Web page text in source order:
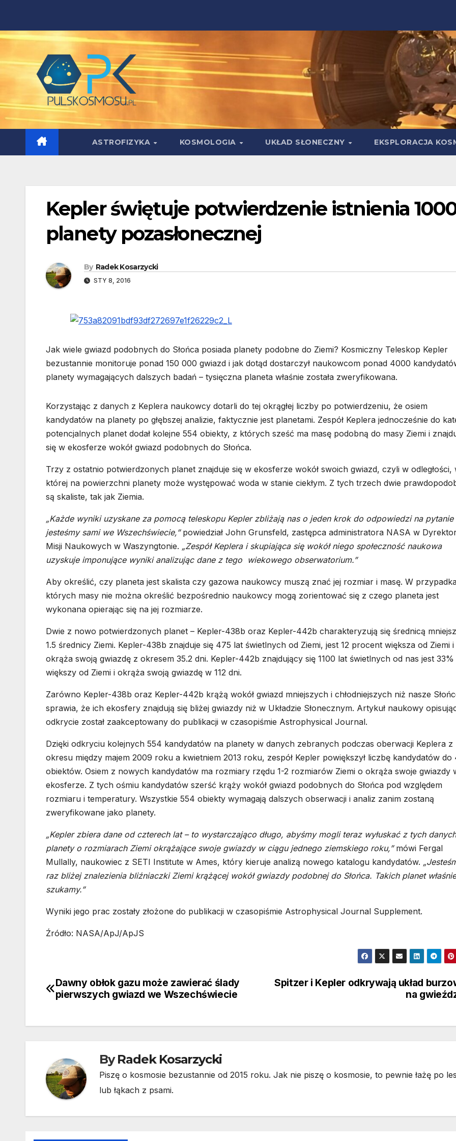
content
ASTROFIZYKA KOSMOLOGIA UKŁAD SŁONECZNY EKSPLORACJA
Kepler świętuje potwierdzenie istnienia
planety pozasłonecznej
By Radek Kosarzycki
STY 8, 2016
Jak wiele gwiazd podobnych do Słońca posiada planety podobne do Ziemi? Kosmiczny Teleskop Kepler
bezustannie monitoruje ponad 150 000 gwiazd i jak dotąd dostarczył naukowcom ponad 4000
planety wymagających dalszych badań – tysięczna planeta właśnie została zweryfikowana.
Korzystając z danych z Keplera naukowcy dotarli do tej okrągłej liczby po potwierdzeniu, że osiem
kandydatów na planety po głębszej analizie, faktycznie jest planetami. Zespół Keplera jednocześnie do
potencjalnych planet dodał kolejne 554 obiekty, z których sześć ma masę podobną do masy Ziemi i
się w ekosferze wokół gwiazd podobnych do Słońca.
Trzy z ostatnio potwierdzonych planet znajduje się w ekosferze wokół swoich gwiazd, czyli w odległości,
której na powierzchni planety może występować woda w stanie ciekłym. Z tych trzech dwie
są skaliste, tak jak Ziemia.
„Każde wyniki uzyskane za pomocą teleskopu Kepler zbliżają nas o jeden krok do odpowiedzi na
jesteśmy sami we Wszechświecie,” powiedział John Grunsfeld, zastępca administratora NASA w
Misji Naukowych w Waszyngtonie. „Zespół Keplera i skupiająca się wokół niego społeczność naukowa
uzyskuje imponujące wyniki analizując dane z tego wiekowego obserwatorium.”
Aby określić, czy planeta jest skalista czy gazowa naukowcy muszą znać jej rozmiar i masę. W
których masy nie można określić bezpośrednio naukowcy mogą zorientować się z czego planeta jest
wykonana opierając się na jej rozmiarze.
Dwie z nowo potwierdzonych planet – Kepler-438b oraz Kepler-442b charakteryzują się średnicą
1.5 średnicy Ziemi. Kepler-438b znajduje się 475 lat świetlnych od Ziemi, jest 12 procent większa od Ziemi i
okrąża swoją gwiazdę z okresem 35.2 dni. Kepler-442b znajdujący się 1100 lat świetlnych od nas jest 33%
większy od Ziemi i okrąża swoją gwiazdę w 112 dni.
Zarówno Kepler-438b oraz Kepler-442b krążą wokół gwiazd mniejszych i chłodniejszych niż nasze
sprawia, że ich ekosfery znajdują się bliżej gwiazdy niż w Układzie Słonecznym. Artykuł naukowy
odkrycie został zaakceptowany do publikacji w czasopiśmie Astrophysical Journal.
Dzięki odkryciu kolejnych 554 kandydatów na planety w danych zebranych podczas oberwacji Keplera z
okresu między majem 2009 roku a kwietniem 2013 roku, zespół Kepler powiększył liczbę kandydatów do
obiektów. Osiem z nowych kandydatów ma rozmiary rzędu 1-2 rozmiarów Ziemi o okrąża swoje gwiazdy
ekosferze. Z tych ośmiu kandydatów szerść krąży wokół gwiazd podobnych do Słońca pod względem
rozmiaru i temperatury. Wszystkie 554 obiekty wymagają dalszych obserwacji i analiz zanim zostaną
zweryfikowane jako planety.
„Kepler zbiera dane od czterech lat – to wystarczająco długo, abyśmy mogli teraz wyłuskać z tych danych
planety o rozmiarach Ziemi okrążające swoje gwiazdy w ciągu jednego ziemskiego roku,”mówi Fergal
Mullally, naukowiec z SETI Institute w Ames, który kieruje analizą nowego katalogu kandydatów.
raz bliżej znalezienia bliźniaczki Ziemi krążącej wokół gwiazdy podobnej do Słońca. Takich planet właśnie
szukamy.”
Wyniki jego prac zostały złożone do publikacji w czasopiśmie Astrophysical Journal Supplement.
Źródło: NASA/ApJ/ApJS
Nawigacja
Spitzer i Kepler odkrywają układ
na
Dawny obłok gazu może zawierać ślady
pierwszych gwiazd we Wszechświecie
ByRadek Kosarzycki
Piszę o kosmosie bezustannie od 2015 roku. Jak nie piszę o kosmosie, to pewnie łażę po
lub łąkach z psami.